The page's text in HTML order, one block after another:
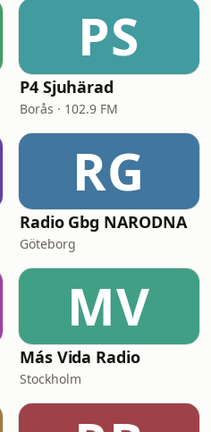
PS
P4 Sjuhärad
Borås · 102.9 FM
RG
Radio Gbg NARODNA
Göteborg
MV
Más Vida Radio
Stockholm